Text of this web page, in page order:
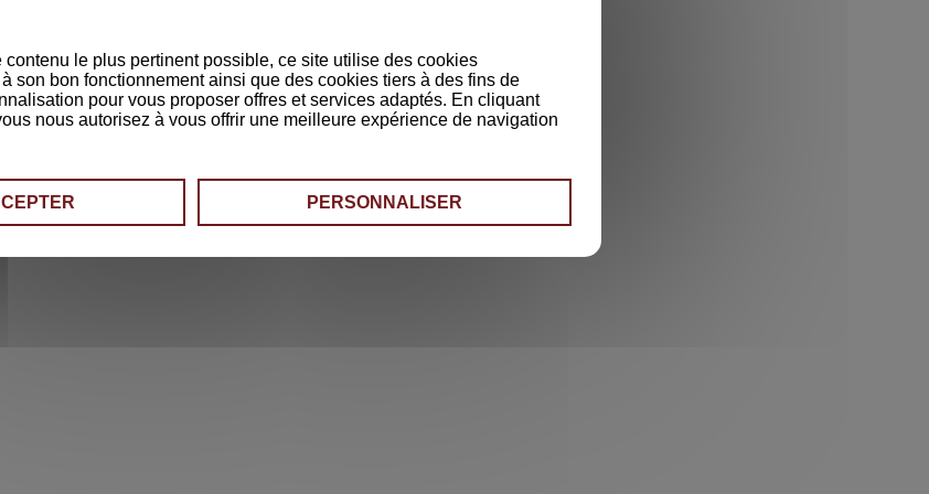
le plus pertinent possible, ce site utilise des cookies
son bon fonctionnement ainsi que des cookies tiers à des fins de
pour vous proposer offres et services adaptés. En cliquant
nous autorisez à vous offrir une meilleure expérience de navigation
PERSONNALISER